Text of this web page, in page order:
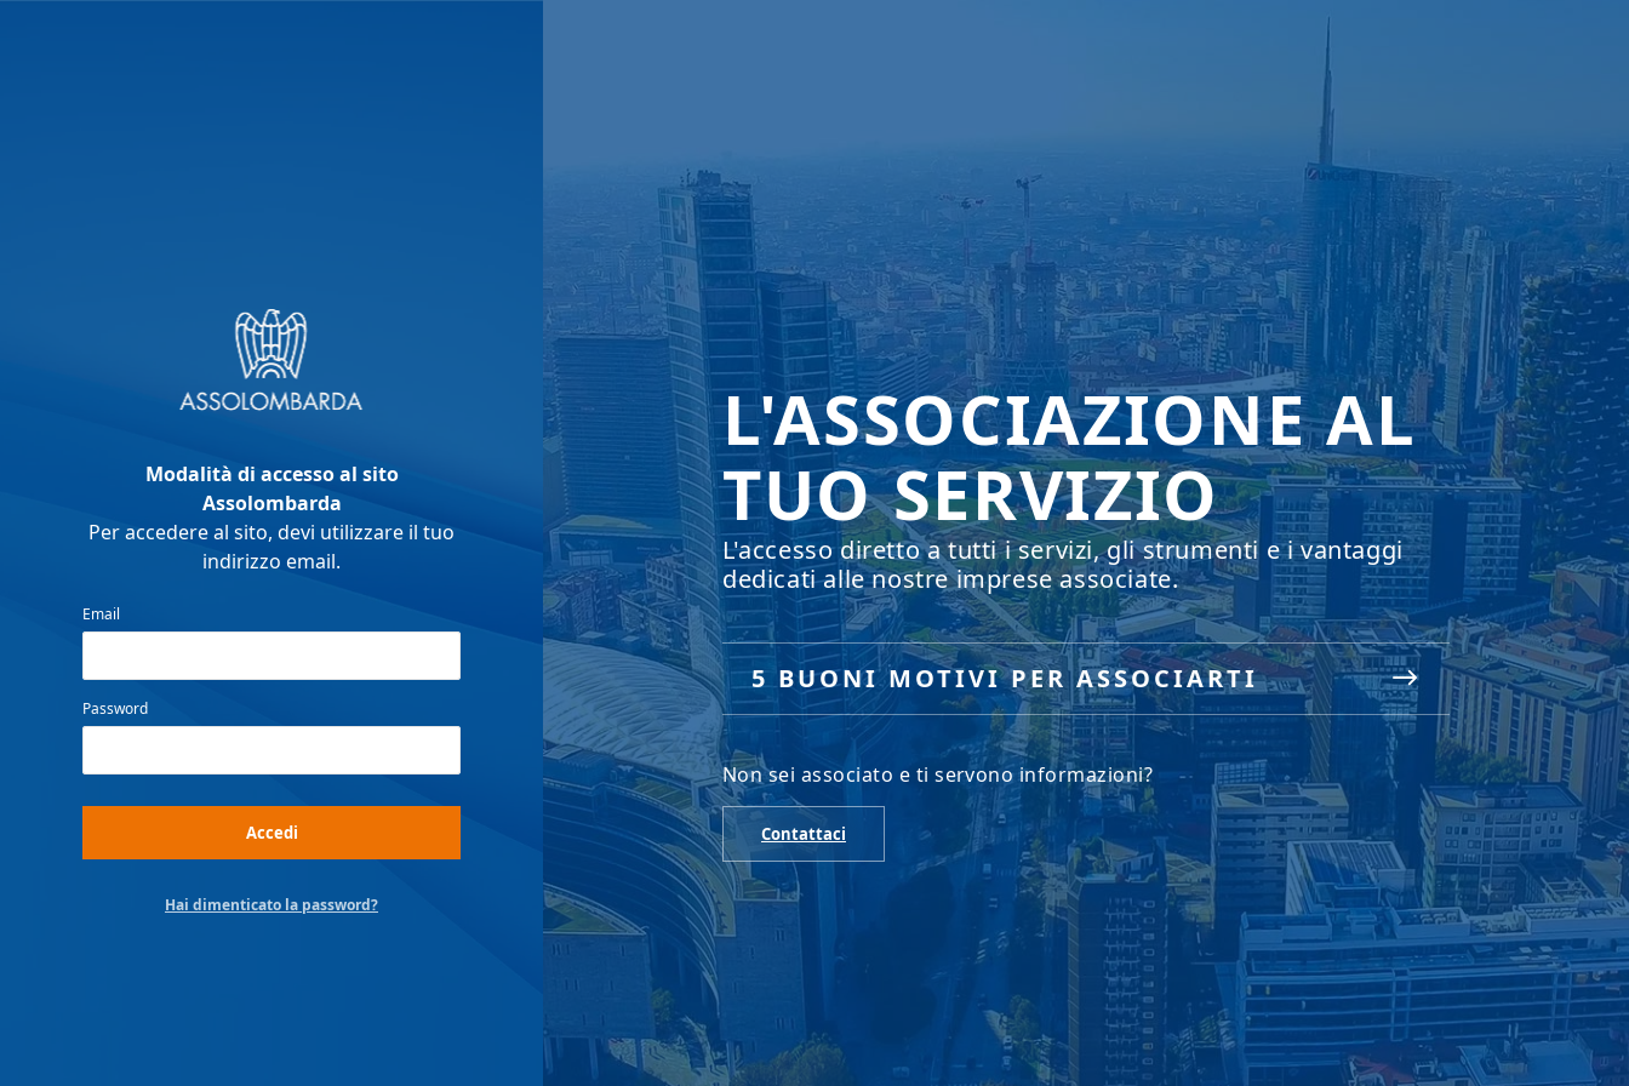
Modalità di accesso al sito
Assolombarda
Per accedere al sito, devi utilizzare il tuo
indirizzo email.
Email
Password
Hai dimenticato la password?
L'ASSOCIAZIONE AL
TUO SERVIZIO
L'accesso diretto a tutti i servizi, gli strumenti e i vantaggi
dedicati alle nostre imprese associate.
5 BUONI MOTIVI PER ASSOCIARTI
Non sei associato e ti servono informazioni?
Contattaci